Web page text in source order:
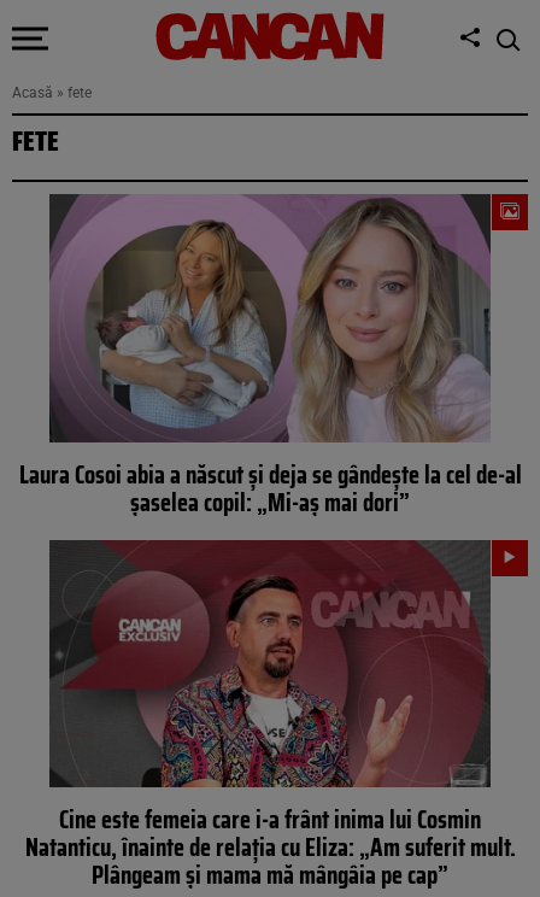
Acasă » fete
FETE
Laura Cosoi abia a născut și deja se gândește la cel de-al
șaselea copil: „Mi-aș mai dori”
Cine este femeia care i-a frânt inima lui Cosmin
Natanticu, înainte de relația cu Eliza: „Am suferit mult.
Plângeam și mama mă mângâia pe cap”